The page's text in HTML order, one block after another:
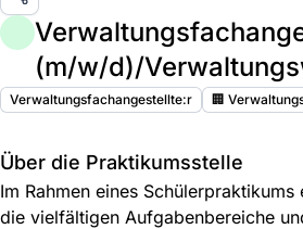
(m/w/d)/
Verwaltungsfachangestellte:r 🏢
Über die Praktikumsstelle
Im Rahmen eines
die vielfältigen Aufgabenbereiche